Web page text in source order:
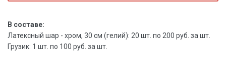
В составе:
Латексный шар - хром, 30 см (гелий): 20 шт. по 200 руб. за шт.
Грузик: 1 шт. по 100 руб. за шт.